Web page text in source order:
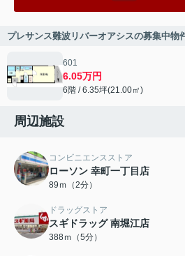
プレサンス難波リバーオアシスの募集中物
601
6.05万円
6階 / 6.35坪(21.00㎡)
周辺施設
コンビニエンスストア
ローソン 幸町一丁目店
89ｍ（2分）
ドラッグストア
スギドラッグ 南堀江店
388ｍ（5分）